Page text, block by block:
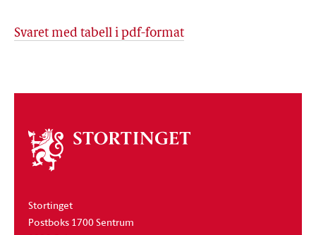
Svaret med tabell i pdf-format
Om
stortinget
Stortinget
Postboks 1700 Sentrum